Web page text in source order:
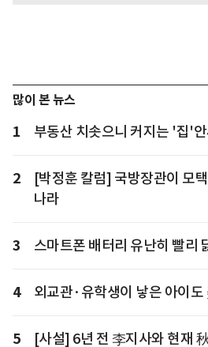
많이 본 뉴스
1 부동산 치솟으니 커지는 '집'
2
[박정훈 칼럼] 국방장관이 모
나라
3 스마트폰 배터리 유난히 빨리
4 외교관·유학생이 낳은 아이
5
[사설] 6년 전 李지사와 현재